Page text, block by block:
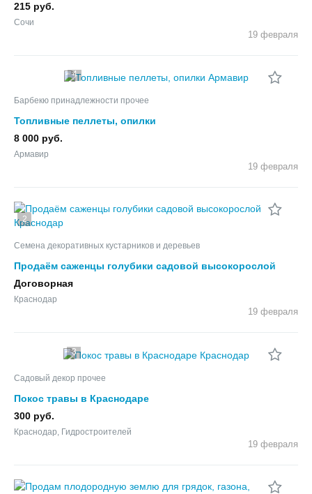
215 руб.
Сочи
19 февраля
4
Барбекю принадлежности прочее
Топливные пеллеты, опилки
8 000 руб.
Армавир
19 февраля
2
Семена декоративных кустарников и деревьев
Продаём саженцы голубики садовой высокорослой
Договорная
Краснодар
19 февраля
3
Садовый декор прочее
Покос травы в Краснодаре
300 руб.
Краснодар, Гидростроителей
19 февраля